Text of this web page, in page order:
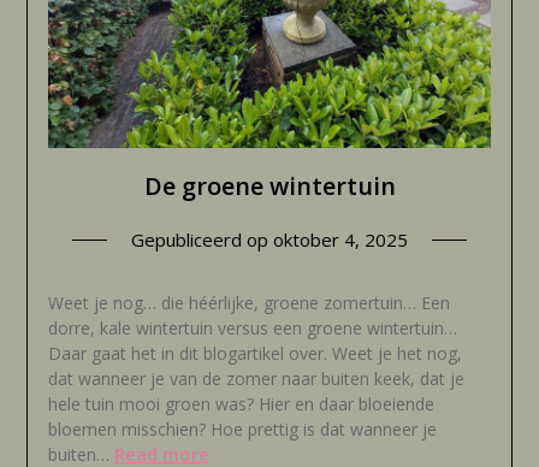
De groene wintertuin
Gepubliceerd op oktober 4, 2025
Weet je nog… die héérlijke, groene zomertuin… Een
dorre, kale wintertuin versus een groene wintertuin…
Daar gaat het in dit blogartikel over. Weet je het nog,
dat wanneer je van de zomer naar buiten keek, dat je
hele tuin mooi groen was? Hier en daar bloeiende
bloemen misschien? Hoe prettig is dat wanneer je
buiten… Read more